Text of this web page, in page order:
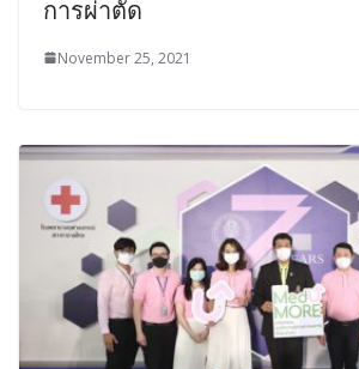
การผ่าตัด
November 25, 2021